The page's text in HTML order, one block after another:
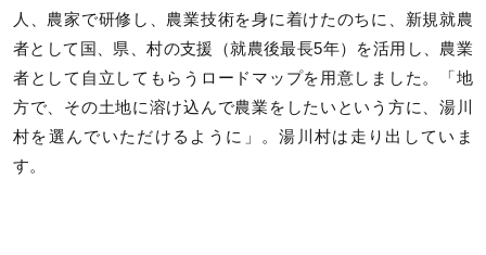
人、農家で研修し、農業技術を身に着けたのちに、新規就農
者として国、県、村の支援（就農後最長5年）を活用し、農業
者として自立してもらうロードマップを用意しました。「地
方で、その土地に溶け込んで農業をしたいという方に、湯川
村を選んでいただけるように」。湯川村は走り出していま
す。